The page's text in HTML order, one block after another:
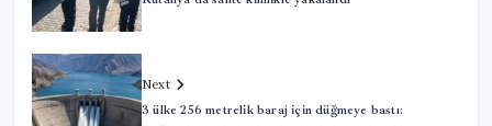
Next
3 ülke 256 metrelik baraj için düğmeye bastı: